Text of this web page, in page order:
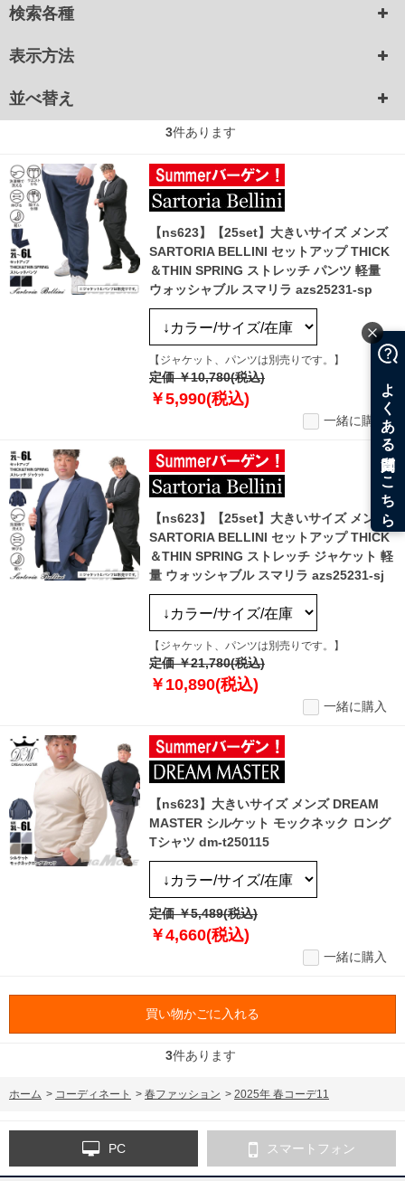
検索各種
表示方法
並べ替え
3件あります
【ns623】【25set】大きいサイズ メンズ
SARTORIA BELLINI セットアップ THICK
＆THIN SPRING ストレッチ パンツ 軽量
ウォッシャブル スマリラ azs25231-sp
【ジャケット、パンツは別売りです。】
定価 ￥10,780(税込)
￥5,990(税込)
一緒に購入
【ns623】【25set】大きいサイズ メンズ
SARTORIA BELLINI セットアップ THICK
＆THIN SPRING ストレッチ ジャケット 軽
量 ウォッシャブル スマリラ azs25231-sj
【ジャケット、パンツは別売りです。】
定価 ￥21,780(税込)
￥10,890(税込)
一緒に購入
【ns623】大きいサイズ メンズ DREAM
MASTER シルケット モックネック ロング
Tシャツ dm-t250115
定価 ￥5,489(税込)
￥4,660(税込)
一緒に購入
買い物かごに入れる
3件あります
ホーム > コーディネート > 春ファッション > 2025年 春コーデ11
PC スマートフォン